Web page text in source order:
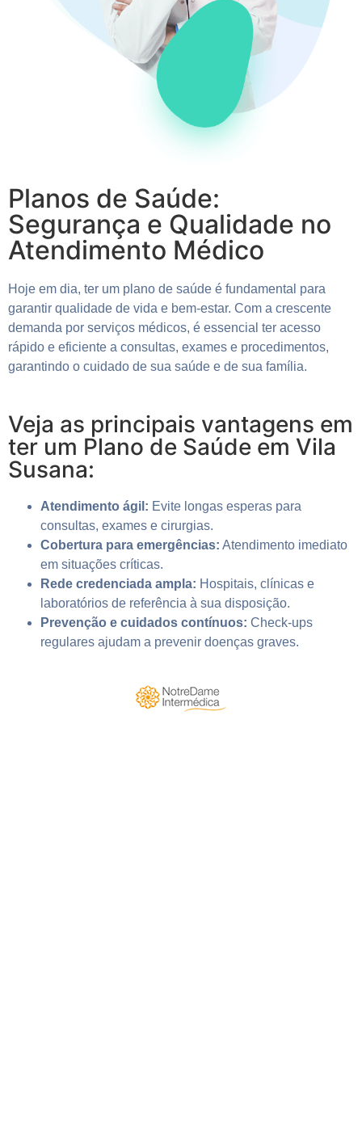
Planos de Saúde:
Segurança e Qualidade no
Atendimento Médico
Hoje em dia, ter um plano de saúde é fundamental para
garantir qualidade de vida e bem-estar. Com a crescente
demanda por serviços médicos, é essencial ter acesso
rápido e eficiente a consultas, exames e procedimentos,
garantindo o cuidado de sua saúde e de sua família.
Veja as principais vantagens em
ter um Plano de Saúde em Vila
Susana:
Atendimento ágil: Evite longas esperas para
consultas, exames e cirurgias.
Cobertura para emergências: Atendimento imediato
em situações críticas.
Rede credenciada ampla: Hospitais, clínicas e
laboratórios de referência à sua disposição.
Prevenção e cuidados contínuos: Check-ups
regulares ajudam a prevenir doenças graves.